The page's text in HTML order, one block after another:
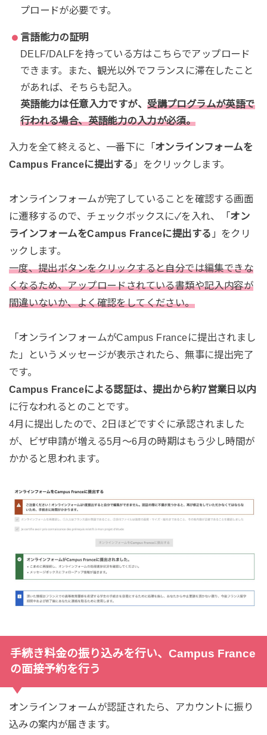
プロードが必要です。
言語能力の証明
DELF/DALFを持っている方はこちらでアップロード
できます。また、観光以外でフランスに滞在したこと
があれば、そちらも記入。
英語能力は任意入力ですが、受講プログラムが英語で
行われる場合、英語能力の入力が必須。
入力を全て終えると、一番下に「オンラインフォームを
Campus Franceに提出する 」をクリックします。
オンラインフォームが完了していることを確認する画面
に遷移するので、チェックボックスに✓を入れ、「オン
ラインフォームをCampus Franceに提出する 」をクリ
ックします。
一度、提出ボタンをクリックすると自分では編集できな
くなるため、アップロードされている書類や記入内容が
間違いないか、よく確認をしてください。
「オンラインフォームがCampus Franceに提出されまし
た」というメッセージが表示されたら、無事に提出完了
です。
Campus Franceによる認証は、提出から約7営業日以内
に行なわれるとのことです。
4月に提出したので、2日ほどですぐに承認されました
が、ビザ申請が増える5月〜6月の時期はもう少し時間が
かかると思われます。
手続き料金の振り込みを行い、Campus France
の面接予約を行う
オンラインフォームが認証されたら、アカウントに振り
込みの案内が届きます。